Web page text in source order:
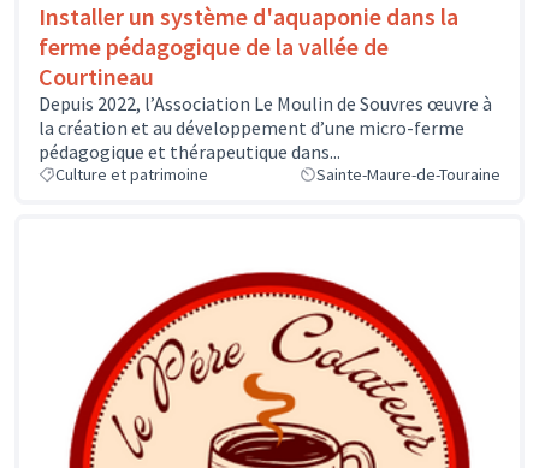
Installer un système d'aquaponie dans la
ferme pédagogique de la vallée de
Courtineau
Depuis 2022, l’Association Le Moulin de Souvres œuvre à
la création et au développement d’une micro-ferme
pédagogique et thérapeutique dans...
Culture et patrimoine Sainte-Maure-de-Touraine